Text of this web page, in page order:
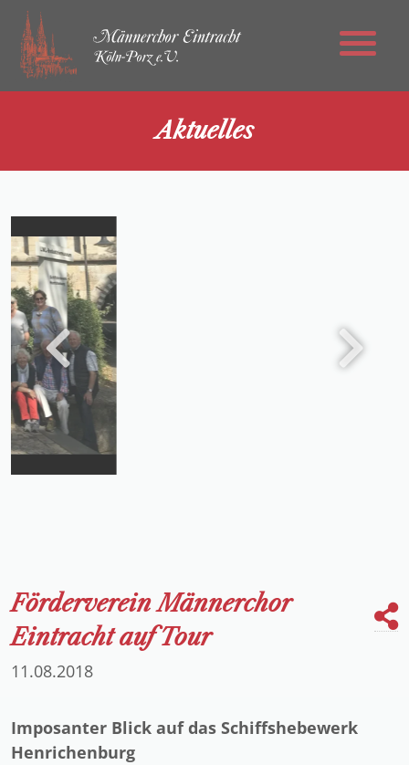
Aktuelles
Förderverein Männerchor
Eintracht auf Tour
11.08.2018
Imposanter Blick auf das Schiffshebewerk
Henrichenburg